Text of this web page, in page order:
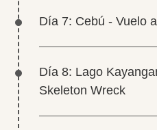
Día 7: Cebú - Vuelo
Día 8: Lago
Skeleton Wreck